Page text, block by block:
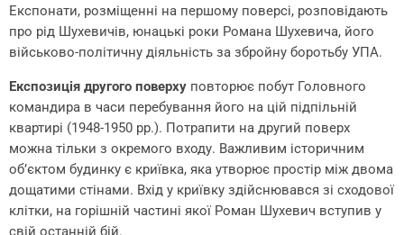
Експонати, розміщенні на першому поверсі, розповідають
про рід Шухевичів, юнацькі роки Романа Шухевича, його
військово-політичну діяльність за збройну боротьбу УПА.
Експозиція другого поверху повторює побут Головного
командира в часи перебування його на цій підпільній
квартирі (1948-1950 рр.). Потрапити на другий поверх
можна тільки з окремого входу. Важливим історичним
об’єктом будинку є криївка, яка утворює простір між двома
дощатими стінами. Вхід у криївку здійснювався зі сходової
клітки, на горішній частині якої Роман Шухевич вступив у